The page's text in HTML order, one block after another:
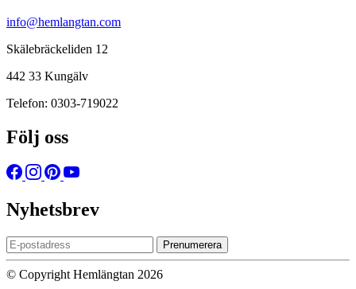
info@hemlangtan.com
Skälebräckeliden 12
442 33 Kungälv
Telefon: 0303-719022
Följ oss
Nyhetsbrev
Prenumerera
© Copyright Hemlängtan 2026